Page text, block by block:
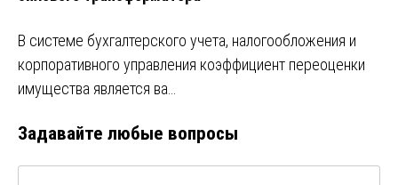
В системе бухгалтерского учета, налогообложения и
корпоративного управления коэффициент переоценки
имущества является ва…
Задавайте любые вопросы